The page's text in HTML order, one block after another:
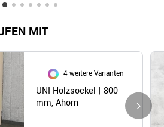
MIT
4 weitere Varianten
UNI Holzsockel | 800
mm, Ahorn